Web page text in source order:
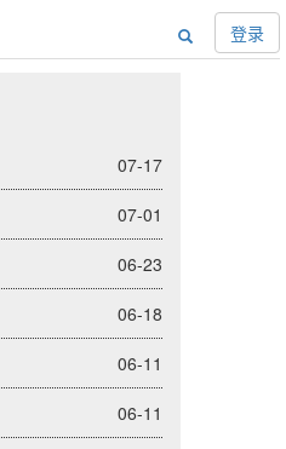
登录
07-17
07-01
06-23
06-18
06-11
06-11